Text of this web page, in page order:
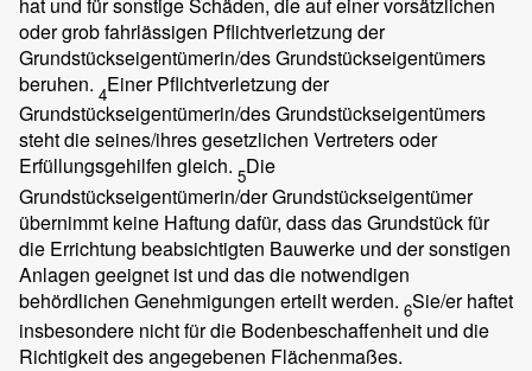
hat und für sonstige Schäden, die auf einer vorsätzlichen
oder grob fahrlässigen Pflichtverletzung der
Grundstückseigentümerin/des Grundstückseigentümers
beruhen. 4Einer Pflichtverletzung der
Grundstückseigentümerin/des Grundstückseigentümers
steht die seines/ihres gesetzlichen Vertreters oder
Erfüllungsgehilfen gleich. 5Die
Grundstückseigentümerin/der Grundstückseigentümer
übernimmt keine Haftung dafür, dass das Grundstück für
die Errichtung beabsichtigten Bauwerke und der sonstigen
Anlagen geeignet ist und das die notwendigen
behördlichen Genehmigungen erteilt werden. 6Sie/er haftet
insbesondere nicht für die Bodenbeschaffenheit und die
Richtigkeit des angegebenen Flächenmaßes.